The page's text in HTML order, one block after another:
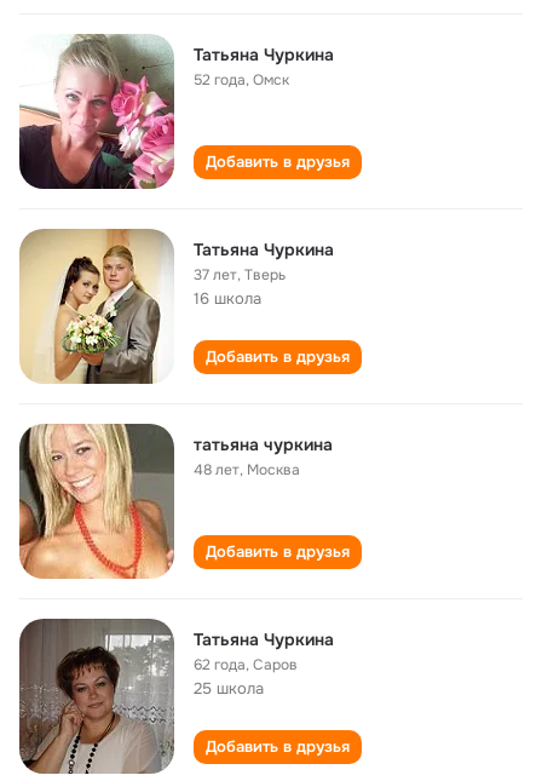
Татьяна Чуркина
52 года,Омск
Добавить в друзья
Татьяна Чуркина
37 лет,Тверь
16 школа
Добавить в друзья
татьяна чуркина
48 лет, Москва
Добавить в друзья
Татьяна Чуркина
62 года,Саров
25 школа
Добавить в друзья